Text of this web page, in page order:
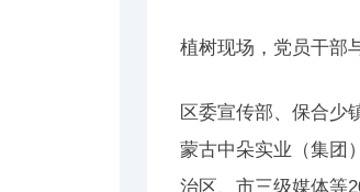
植树现场，党员干部
区委宣传部、保合少
蒙古中朵实业（集团
治区、市三级媒体等